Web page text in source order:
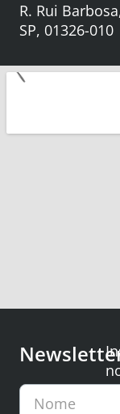
R. Rui
SP, 01326-010
Nome